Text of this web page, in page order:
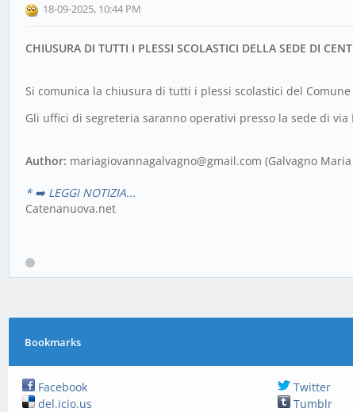
18-09-2025, 10:44 PM
CHIUSURA DI TUTTI I PLESSI SCOLASTICI DELLA SEDE DI
Si comunica la chiusura di tutti i plessi scolastici del
Gli uffici di segreteria saranno operativi presso la sede di
Author: mariagiovannagalvagno@gmail.com (Galvagno
* ➡️ LEGGI NOTIZIA...
Catenanuova.net
Bookmarks
Facebook Twitter
del.icio.us
Tumblr